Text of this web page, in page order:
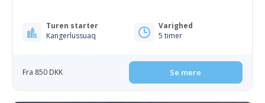
Turen starter
Kangerlussuaq
Varighed
5 timer
Fra 850 DKK Se mere